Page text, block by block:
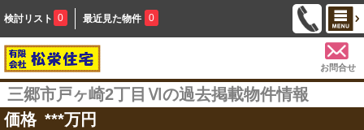
検討リスト 0 最近見た物件 0
お問合せ
三郷市戸ヶ崎2丁目Ⅵの過去掲載物件情報
価格 ***万円